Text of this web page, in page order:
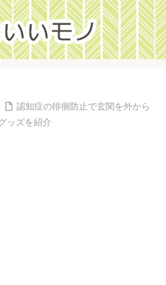
認知症の徘徊防止で玄関を外から
ッズを紹介